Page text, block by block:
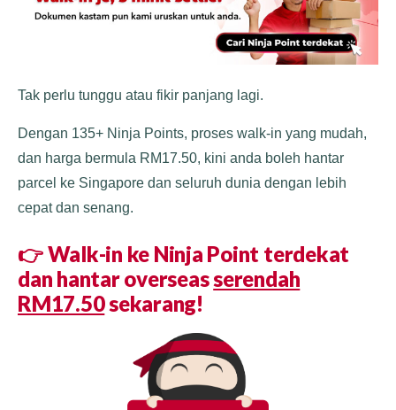
Tak perlu tunggu atau fikir panjang lagi.
Dengan 135+ Ninja Points, proses walk-in yang mudah,
dan harga bermula RM17.50, kini anda boleh hantar
parcel ke Singapore dan seluruh dunia dengan lebih
cepat dan senang.
👉Walk-in ke Ninja Point terdekat
dan hantar overseasserendah
RM17.50sekarang!